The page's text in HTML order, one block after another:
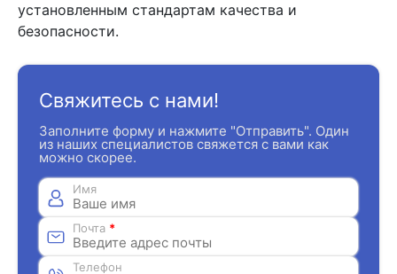
установленным стандартам качества и
безопасности.
Свяжитесь с нами!
Заполните форму и нажмите "Отправить". Один
из наших специалистов свяжется с вами как
можно скорее.
Имя
Почта *
Телефон